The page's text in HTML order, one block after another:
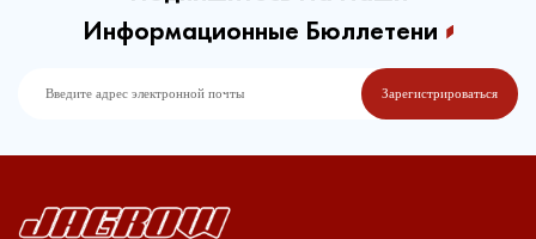
Информационные Бюллетени